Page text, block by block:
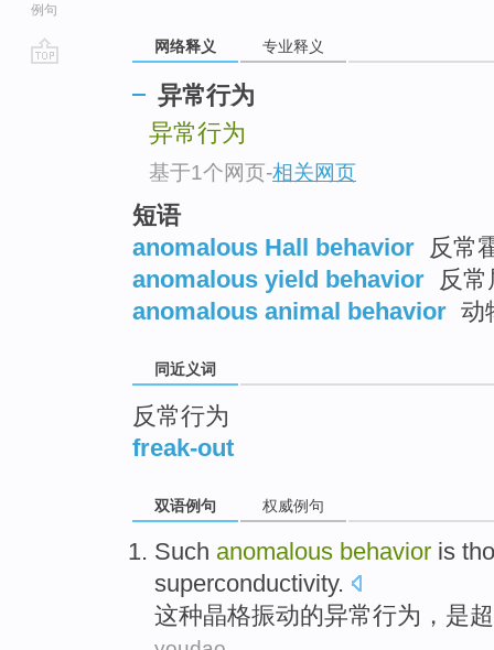
例句
网络释义 专业释义
异常行为
异常行为
基于1个网页-相关网页
短语
anomalous Hall behavior
反常
anomalous yield behavior
反
anomalous animal behavior 动
同近义词
反常行为
freak-out
双语例句 权威例句
Such anomalous behavior is
superconductivity.
这种晶格振动的异常行为 ， 是